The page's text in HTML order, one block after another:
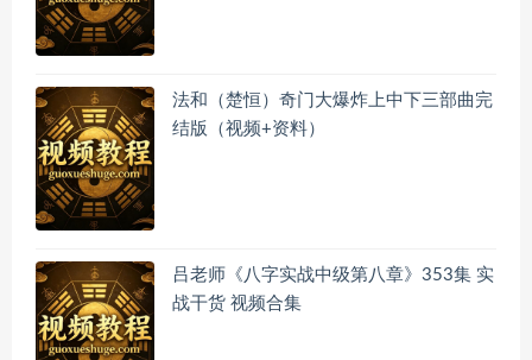
法和（楚恒）奇门大爆炸上中下三部曲完
结版（视频+资料）
吕老师《八字实战中级第八章》353集 实
战干货 视频合集